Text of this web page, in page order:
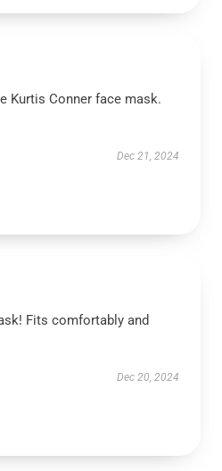
Kurtis Conner face mask.
Dec 21, 2024
Fits comfortably and
Dec 20, 2024